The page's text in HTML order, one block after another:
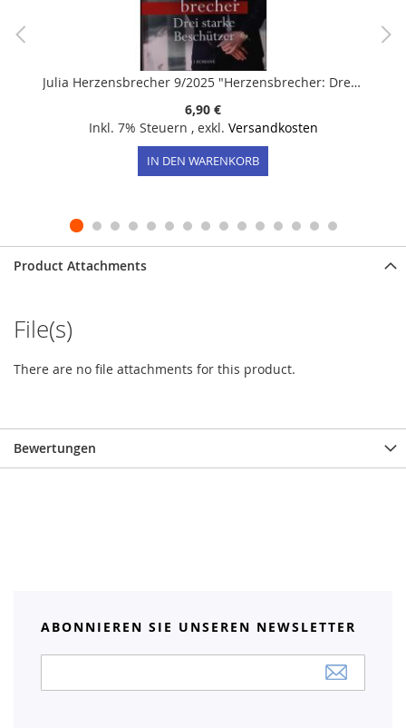
Julia Herzensbrecher 9/2025 "Herzensbrecher: Drei starke Beschützer"
6,90 €
Inkl. 7% Steuern , exkl. Versandkosten
IN DEN WARENKORB
Product Attachments
File(s)
There are no file attachments for this product.
Bewertungen
ABONNIEREN SIE UNSEREN NEWSLETTER
Newsletter: